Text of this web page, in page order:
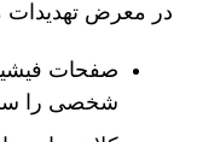
در معرض تهدیدات
صفحات
شخصی را